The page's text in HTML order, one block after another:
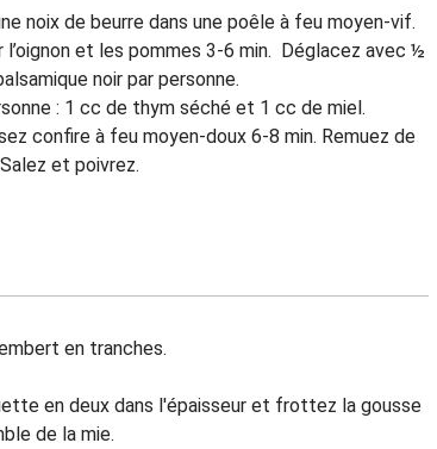
noix de beurre dans une poêle à feu moyen-vif.
l’oignon et les pommes 3-6 min. Déglacez avec ½
noir par personne.
: 1 cc de thym séché et 1 cc de miel.
confire à feu moyen-doux 6-8 min. Remuez de
et poivrez.
en tranches.
en deux dans l'épaisseur et frottez la gousse
de la mie.